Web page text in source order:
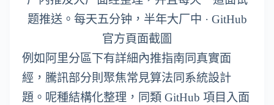
题推送。每天五分钟，半年大厂中 · GitHub
官方頁面截圖
例如阿里分區下有詳細內推指南同真實面
經，騰訊部分則聚焦常見算法同系統設計
題。呢種結構化整理，同類 GitHub 項目入面